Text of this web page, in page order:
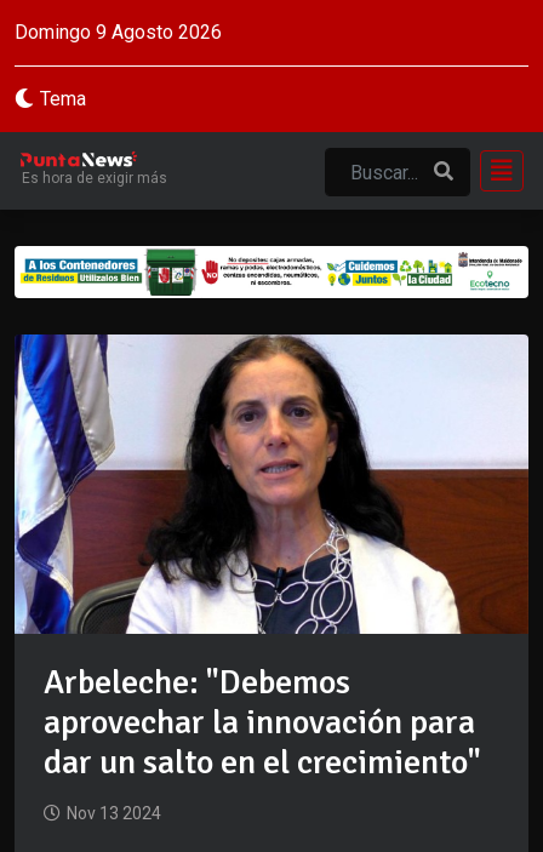
Domingo 9 Agosto 2026
Tema
Es hora de exigir más
Arbeleche: "Debemos
aprovechar la innovación para
dar un salto en el crecimiento"
Nov 13 2024